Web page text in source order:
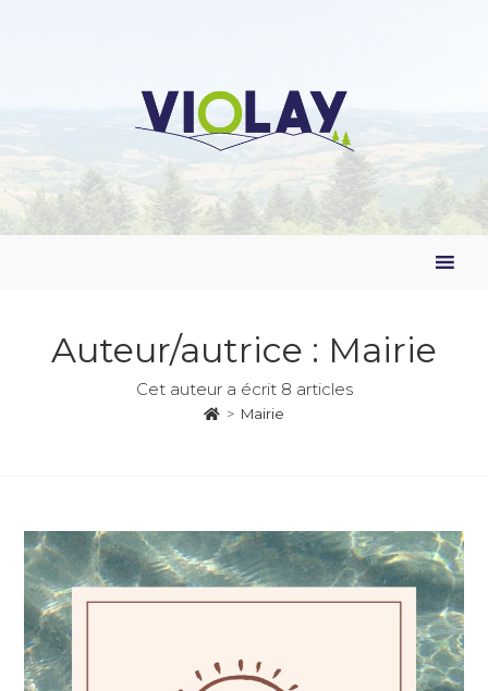
Auteur/autrice : Mairie
Cet auteur a écrit 8 articles
> Mairie